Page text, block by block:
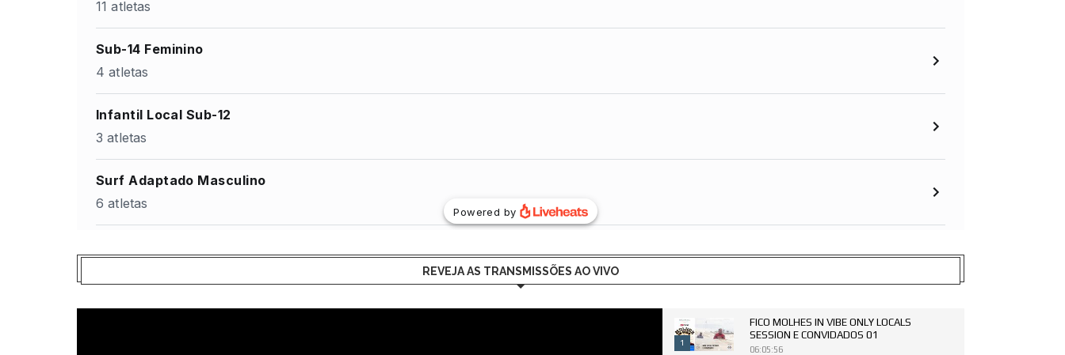
REVEJA AS TRANSMISSÕES AO VIVO
1
FICO MOLHES IN VIBE ONLY LOCALS
SESSION E CONVIDADOS 01
06:05:56